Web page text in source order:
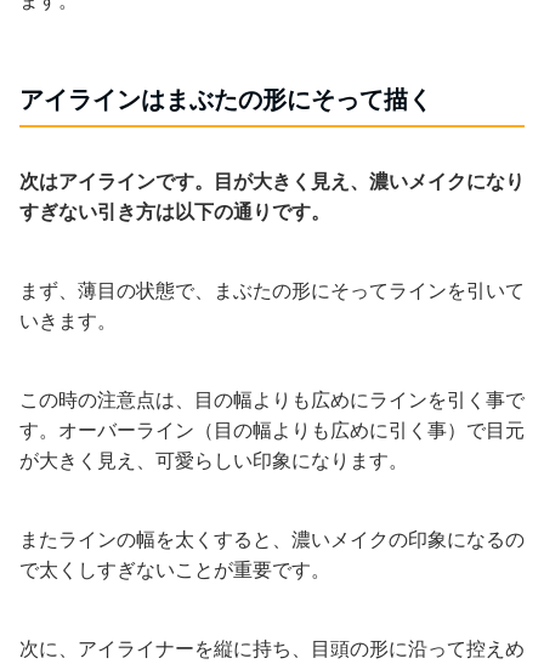
アイラインはまぶたの形にそって描く
次はアイラインです。目が大きく見え、濃いメイクになり
すぎない引き方は以下の通りです。
まず、薄目の状態で、まぶたの形にそってラインを引いて
いきます。
この時の注意点は、目の幅よりも広めにラインを引く事で
す。オーバーライン（目の幅よりも広めに引く事）で目元
が大きく見え、可愛らしい印象になります。
またラインの幅を太くすると、濃いメイクの印象になるの
で太くしすぎないことが重要です。
次に、アイライナーを縦に持ち、目頭の形に沿って控えめ